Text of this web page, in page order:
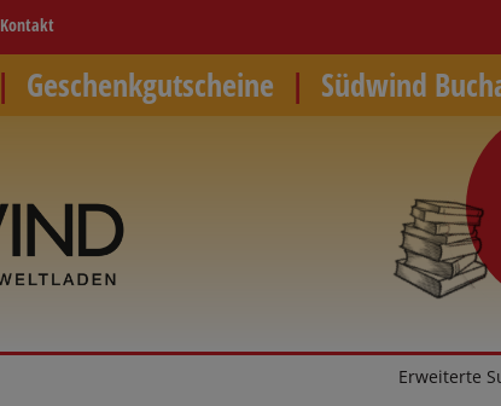
Kontakt
Geschenkgutscheine Südwind
Erweiterte